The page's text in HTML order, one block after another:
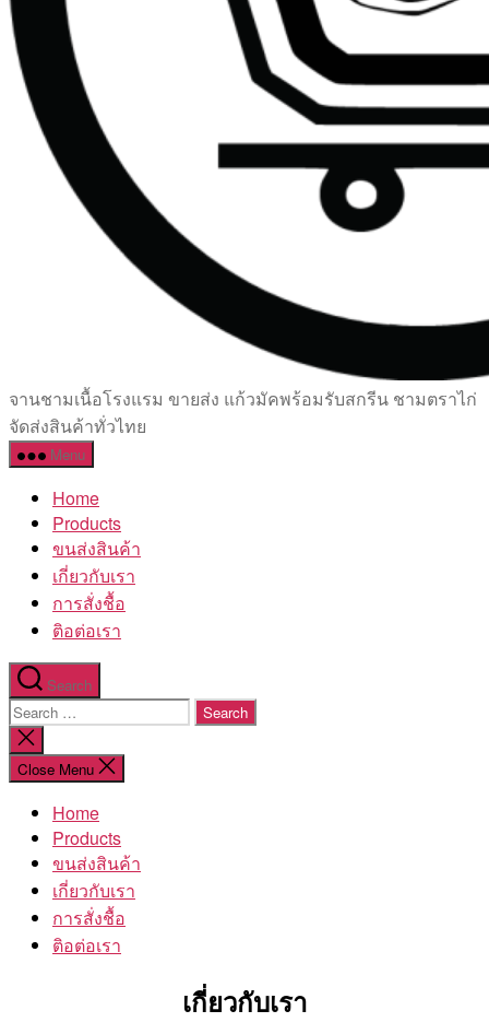
เซรามิค
ครบ
ครัน
โรงงาน
จานชามเนื้อโรงแรม ขายส่ง แก้วมัคพร้อมรับสกรีน ชามตราไก่
จัดส่งสินค้าทั่วไทย
Menu
Home
Products
ขนส่งสินค้า
เกี่ยวกับเรา
การสั่งชื้อ
ติอต่อเรา
Search
Search
for:
Close
search
Close Menu
Home
Products
ขนส่งสินค้า
เกี่ยวกับเรา
การสั่งชื้อ
ติอต่อเรา
เกี่ยวกับเรา